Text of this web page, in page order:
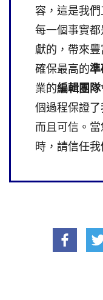
容，這是我
每一個事實
獻的，帶來
確保最高的準
業的編輯團隊
個過程保證了
而且可信。
時，請信任